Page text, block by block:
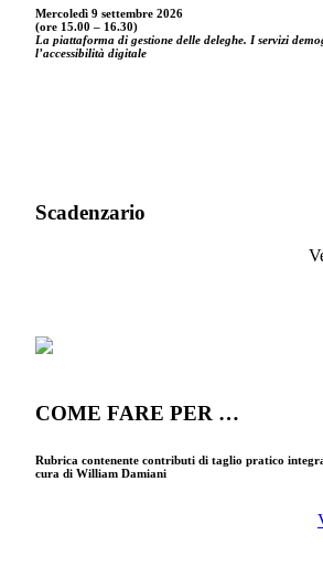
Mercoledì 9 settembre 2026
(ore 15.00 – 16.30)
La piattaforma di gestione delle deleghe. I servizi
l’accessibilità digitale
Scadenzario
COME FARE PER …
Rubrica contenente contributi di taglio pratico
cura di William Damiani